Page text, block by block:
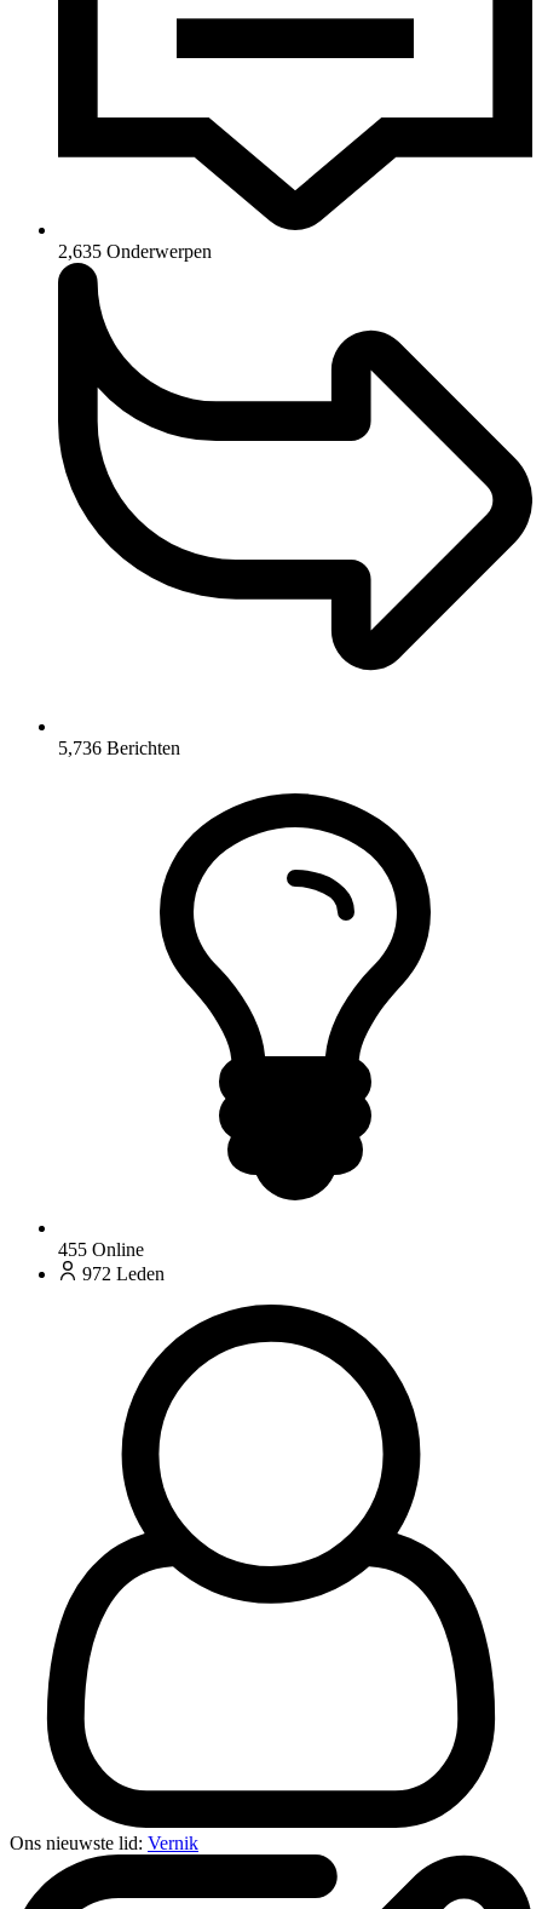
2,635 Onderwerpen
5,736 Berichten
455 Online
972 Leden
Ons nieuwste lid: Vernik